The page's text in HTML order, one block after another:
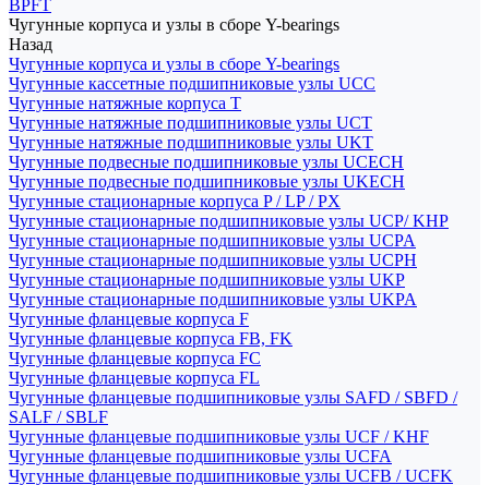
BPFT
Чугунные корпуса и узлы в сборе Y-bearings
Назад
Чугунные корпуса и узлы в сборе Y-bearings
Чугунные кассетные подшипниковые узлы UCC
Чугунные натяжные корпуса T
Чугунные натяжные подшипниковые узлы UCT
Чугунные натяжные подшипниковые узлы UKT
Чугунные подвесные подшипниковые узлы UCECH
Чугунные подвесные подшипниковые узлы UKECH
Чугунные стационарные корпуса P / LP / PX
Чугунные стационарные подшипниковые узлы UCP/ KHP
Чугунные стационарные подшипниковые узлы UCPA
Чугунные стационарные подшипниковые узлы UCPH
Чугунные стационарные подшипниковые узлы UKP
Чугунные стационарные подшипниковые узлы UKPA
Чугунные фланцевые корпуса F
Чугунные фланцевые корпуса FB, FK
Чугунные фланцевые корпуса FC
Чугунные фланцевые корпуса FL
Чугунные фланцевые подшипниковые узлы SAFD / SBFD /
SALF / SBLF
Чугунные фланцевые подшипниковые узлы UCF / KHF
Чугунные фланцевые подшипниковые узлы UCFA
Чугунные фланцевые подшипниковые узлы UCFB / UCFK